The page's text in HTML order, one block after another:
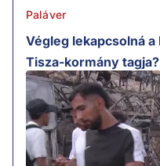
Paláver
Végleg lekapcsolná
Tisza-kormány tagja?